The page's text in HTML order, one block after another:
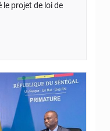
le projet de loi de